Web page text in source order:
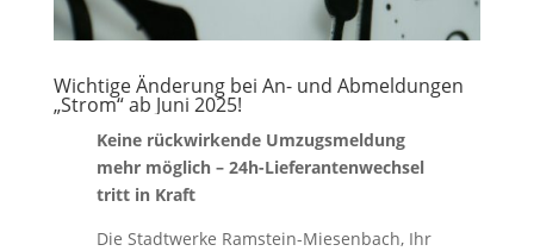
Wichtige Änderung bei An- und Abmeldungen
„Strom“ ab Juni 2025!
Keine rückwirkende Umzugsmeldung
mehr möglich – 24h-Lieferantenwechsel
tritt in Kraft
Die Stadtwerke Ramstein-Miesenbach, Ihr